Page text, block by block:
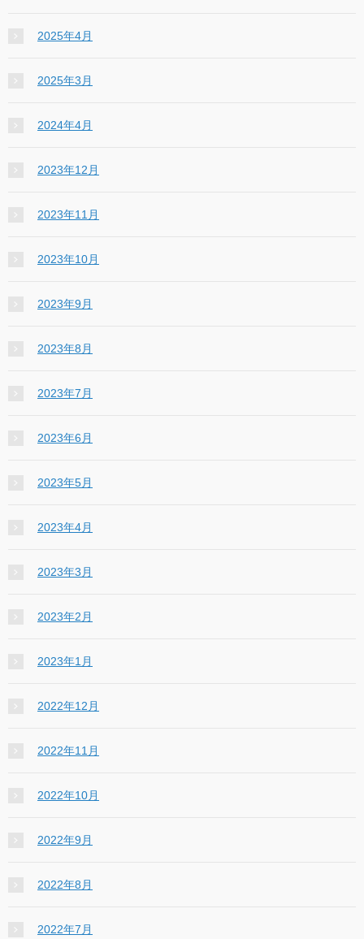
2025年4月
2025年3月
2024年4月
2023年12月
2023年11月
2023年10月
2023年9月
2023年8月
2023年7月
2023年6月
2023年5月
2023年4月
2023年3月
2023年2月
2023年1月
2022年12月
2022年11月
2022年10月
2022年9月
2022年8月
2022年7月